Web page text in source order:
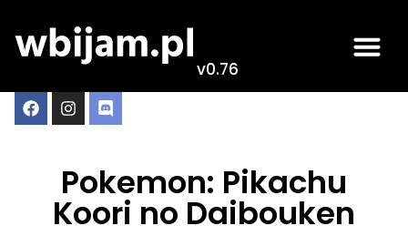
v0.76
Pokemon: Pikachu
Koori no Daibouken